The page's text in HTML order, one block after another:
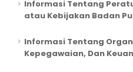
Informasi Tentang
atau Kebijakan Badan
Informasi Tentang
Kepegawaian, Dan